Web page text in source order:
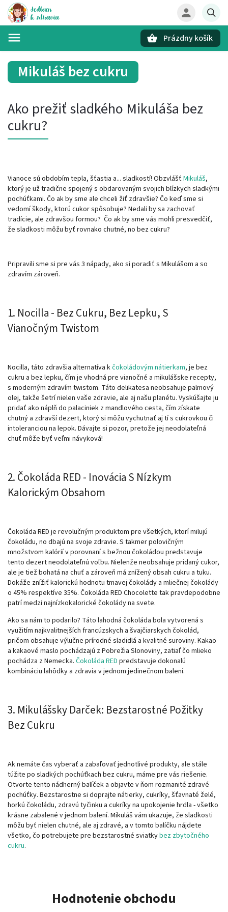
Prázdny košík
Mikuláš bez cukru
Ako prežiť sladkého Mikuláša bez
cukru?
Vianoce sú obdobím tepla, šťastia a... sladkostí! Obzvlášť Mikuláš,
ktorý je už tradične spojený s obdarovaným svojich blízkych sladkými
pochúťkami. Čo ak by sme ale chceli žiť zdravšie? Čo keď sme si
vedomí škody, ktorú cukor spôsobuje? Nedali by sa zachovať
tradície, ale zdravšou formou? Čo ak by sme vás mohli presvedčiť,
že sladkosti môžu byť rovnako chutné, no bez cukru?
Pripravili sme si pre vás 3 nápady, ako si poradiť s Mikulášom a so
zdravím zároveň.
1. Nocilla - Bez Cukru, Bez Lepku, S
Vianočným Twistom
Nocilla, táto zdravšia alternatíva kčokoládovým nátierkam, je bez
cukru a bez lepku, čím je vhodná pre vianočné a mikulášske recepty,
s moderným zdravím twistom. Táto delikatesa neobsahuje palmový
olej, takže šetrí nielen vaše zdravie, ale aj našu planétu. Vyskúšajte ju
pridať ako náplň do palaciniek z mandlového cesta, čím získate
chutný a zdravší dezert, ktorý si môžu vychutnať aj tí s cukrovkou či
intoleranciou na lepok. Dávajte si pozor, pretože jej neodolateľná
chuť môže byť veľmi návyková!
2. Čokoláda RED - Inovácia S Nízkym
Kalorickým Obsahom
Čokoláda RED je revolučným produktom pre všetkých, ktorí milujú
čokoládu, no dbajú na svoje zdravie. S takmer polovičným
množstvom kalórií v porovnaní s bežnou čokoládou predstavuje
tento dezert neodolateľnú voľbu. Nielenže neobsahuje pridaný cukor,
ale je tiež bohatá na chuť a zároveň má znížený obsah cukru a tuku.
Dokáže znížiť kalorickú hodnotu tmavej čokolády a mliečnej čokolády
o 45% respektíve 35%. Čokoláda RED Chocolette tak pravdepodobne
patrí medzi najnízkokalorické čokolády na svete.
Ako sa nám to podarilo? Táto lahodná čokoláda bola vytvorená s
využitím najkvalitnejších francúzskych a švajčiarskych čokolád,
pričom obsahuje výlučne prírodné sladidlá a kvalitné suroviny. Kakao
a kakaové maslo pochádzajú z Pobrežia Slonoviny, zatiaľ čo mlieko
pochádza z Nemecka. Čokoláda RED predstavuje dokonalú
kombináciu lahôdky a zdravia v jednom jedinečnom balení.
3. Mikulášsky Darček: Bezstarostné Požitky
Bez Cukru
Ak nemáte čas vyberať a zabaľovať jednotlivé produkty, ale stále
túžite po sladkých pochúťkach bez cukru, máme pre vás riešenie.
Otvorte tento nádherný balíček a objavte v ňom rozmanité zdravé
pochúťky. Bezstarostne si doprajte nátierky, cukríky, šťavnaté želé,
horkú čokoládu, zdravú tyčinku a cukríky na upokojenie hrdla - všetko
krásne zabalené v jednom balení. Mikuláš vám ukazuje, že sladkosti
môžu byť nielen chutné, ale aj zdravé, a v tomto balíčku nájdete
všetko, čo potrebujete pre bezstarostné sviatkybez zbytočného
cukru.
Hodnotenie obchodu